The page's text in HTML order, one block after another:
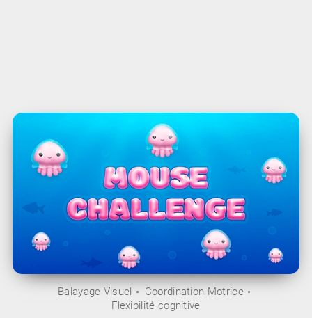
Balayage Visuel
Coordination Motrice
Flexibilité cognitive